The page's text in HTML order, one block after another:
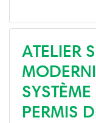
ATELIER
PERMIS